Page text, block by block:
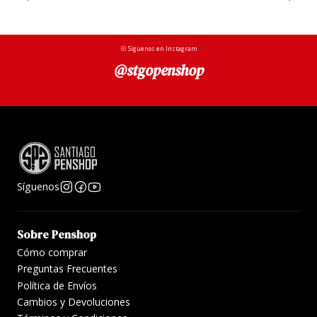
Síguenos en Instagram
@stgopenshop
Síguenos
Sobre Penshop
Cómo comprar
Preguntas Frecuentes
Política de Envíos
Cambios y Devoluciones